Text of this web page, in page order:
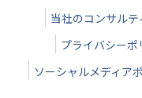
当社のコンサルテ
プライバシーポ
ソーシャルメディア